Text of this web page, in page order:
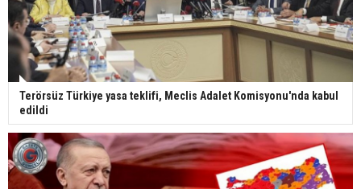
Terörsüz Türkiye yasa teklifi, Meclis Adalet Komisyonu'nda kabul
edildi